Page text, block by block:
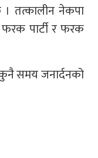
तत्कालीन नेकपा
फरक पार्टी र फरक
समय जनार्दनको